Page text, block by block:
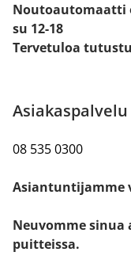
Noutoautomaatti
su 12-18
Tervetuloa
Asiakaspalvelu
08 535 0300
Asiantuntijamme
Neuvomme
puitteissa.